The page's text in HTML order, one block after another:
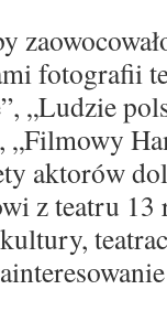
fotografii
„Ludzie
„Filmowy
aktorów
z teatru 13